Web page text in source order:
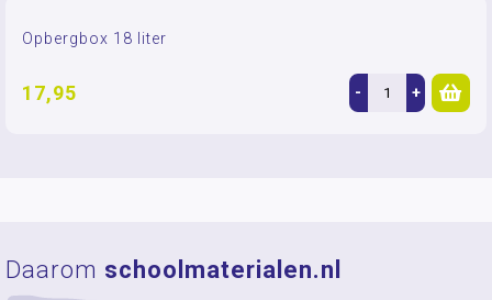
Opbergbox 18 liter
17,95 - +
Daarom schoolmaterialen.nl